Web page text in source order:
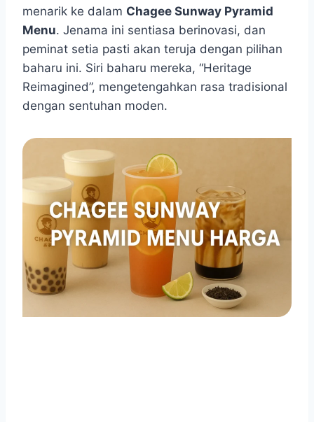
menarik ke dalam Chagee Sunway Pyramid
Menu. Jenama ini sentiasa berinovasi, dan
peminat setia pasti akan teruja dengan pilihan
baharu ini. Siri baharu mereka, “Heritage
Reimagined”, mengetengahkan rasa tradisional
dengan sentuhan moden.